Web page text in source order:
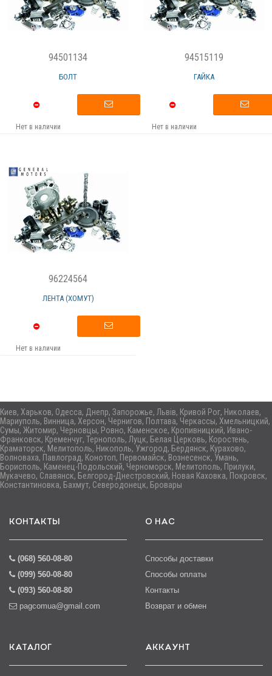
94501134
БОЛТ
Нет в наличии
94515119
ГАЙКА
Нет в наличии
96224564
ЛЕНТА (ХОМУТ)
Нет в наличии
Киев, Харьков, Одесса, Днепр, Запорожье, Львів, Кривой Рог, Николаев,
Мариуполь, Винница, Херсон, Чернигов, Полтава, Черкассы, Хмельницкий,
Сумы, Житомир, Черновцы, Ровно, Каменское, Кропивницкий, Ивано-
Франковск, Кременчуг, Тернополь, Луцк, Белая Церковь, Коростень,
Краматорск, Мелитополь, Никополь, Ужгород, Бердянск, Курахово,
Волноваха, Павлоград, Конотоп, Первомайск, Вознесенск, Умань,
Борисполь, Каменец-Подольский, Черноморск, Мелитополь, Прилуки,
Мукачево, Славянск, Белгород-Днестровский, Новая Каховка, Покровск,
Константиновка, Бахмут, Северодонецк, Бровары
КОНТАКТЫ
(068) 560-08-80
(099) 560-08-80
(093) 560-08-80
pagcomua@gmail.com
О НАС
Способы доставки
Способы оплаты
Контакты
Возврат и обмен
КАТАЛОГ АККАУНТ